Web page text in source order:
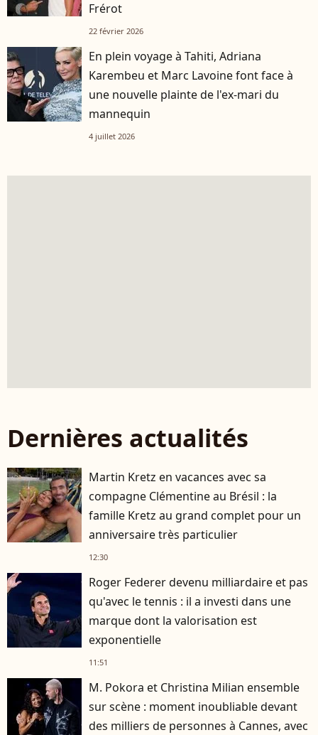
Frérot
22 février 2026
En plein voyage à Tahiti, Adriana
Karembeu et Marc Lavoine font face à
une nouvelle plainte de l'ex-mari du
mannequin
4 juillet 2026
Dernières actualités
Martin Kretz en vacances avec sa
compagne Clémentine au Brésil : la
famille Kretz au grand complet pour un
anniversaire très particulier
12:30
Roger Federer devenu milliardaire et pas
qu'avec le tennis : il a investi dans une
marque dont la valorisation est
exponentielle
11:51
M. Pokora et Christina Milian ensemble
sur scène : moment inoubliable devant
des milliers de personnes à Cannes, avec